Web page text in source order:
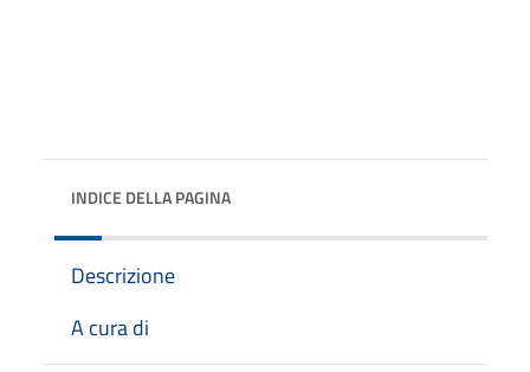
INDICE DELLA PAGINA
Descrizione
A cura di